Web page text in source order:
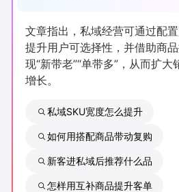
新零售私享会 门店
AllValue 战略
智库 产品场
产品更新动态 帮助中
文章指出，私域经营可通过配
提升用户可选择性，并借助商
现“新带老”“单带多”，从而扩
增长。
私域SKU宽度怎么提升
如何用搭配商品带动复购
新客进私域后推荐什么品
怎样用互补商品提升客单